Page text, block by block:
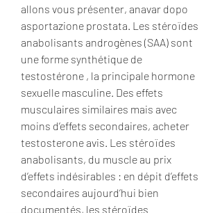
allons vous présenter, anavar dopo
asportazione prostata. Les stéroïdes
anabolisants androgènes (SAA) sont
une forme synthétique de
testostérone , la principale hormone
sexuelle masculine. Des effets
musculaires similaires mais avec
moins d’effets secondaires, acheter
testosterone avis. Les stéroïdes
anabolisants, du muscle au prix
d’effets indésirables : en dépit d’effets
secondaires aujourd’hui bien
documentés, les stéroïdes